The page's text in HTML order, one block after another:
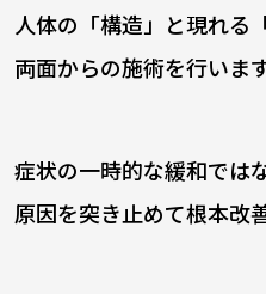
人体の「構造」と現れる
両面からの施術を行います
症状の一時的な緩和ではな
原因を突き止めて根本改